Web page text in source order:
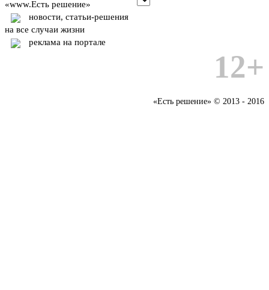
«www.Есть решение»
новости, статьи-решения
на все случаи жизни
реклама на портале
12+
«Есть решение» © 2013 - 2016